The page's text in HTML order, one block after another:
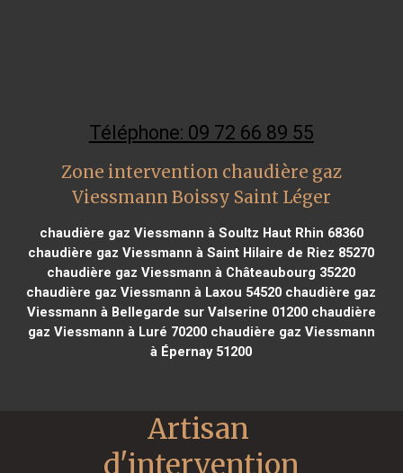
Téléphone: 09 72 66 89 55
Zone intervention chaudière gaz
Viessmann Boissy Saint Léger
chaudière gaz Viessmann à Soultz Haut Rhin 68360
chaudière gaz Viessmann à Saint Hilaire de Riez 85270
chaudière gaz Viessmann à Châteaubourg 35220
chaudière gaz Viessmann à Laxou 54520 chaudière gaz
Viessmann à Bellegarde sur Valserine 01200chaudière
gaz Viessmann à Luré 70200chaudière gaz Viessmann
à Épernay 51200
Artisan
d'intervention